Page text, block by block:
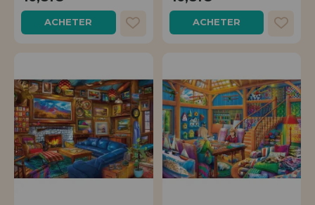
Allez-y! Nous vous attendions.
ENREGISTREMENT DISTRIBUTEUR
ACHETER ACHETER